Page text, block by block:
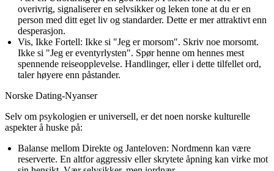
overivrig, signaliserer en selvsikker og leken tone at du er en
person med ditt eget liv og standarder. Dette er mer attraktivt enn
desperasjon.
Vis, Ikke Fortell: Ikke si "Jeg er morsom". Skriv noe morsomt.
Ikke si "Jeg er eventyrlysten". Spør henne om hennes mest
spennende reiseopplevelse. Handlinger, eller i dette tilfellet ord,
taler høyere enn påstander.
Norske Dating-Nyanser
Selv om psykologien er universell, er det noen norske kulturelle
aspekter å huske på:
Balanse mellom Direkte og Janteloven: Nordmenn kan være
reserverte. En altfor aggressiv eller skrytete åpning kan virke mot